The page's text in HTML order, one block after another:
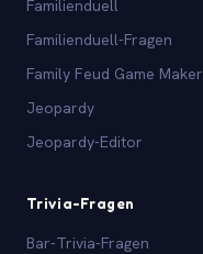
Familienduell
Familienduell-Fragen
Family Feud Game Maker
Jeopardy
Jeopardy-Editor
Trivia-Fragen
Bar-Trivia-Fragen